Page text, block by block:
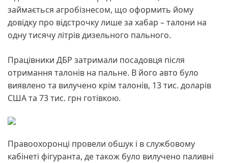
займається агробізнесом, що оформить йому
довідку про відстрочку лише за хабар – талони на
одну тисячу літрів дизельного пального.
Працівники ДБР затримали посадовця після
отримання талонів на пальне. В його авто було
виявлено та вилучено крім талонів, 13 тис. доларів
США та 73 тис. грн готівкою.
Правоохоронці провели обшук і в службовому
кабінеті фігуранта, де також було вилучено паливні